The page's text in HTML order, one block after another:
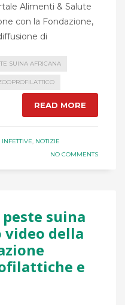
Alimenti & Salute
con la Fondazione,
di
SUINA AFRICANA
READ MORE
, NOTIZIE
NO COMMENTS
suina
della
e